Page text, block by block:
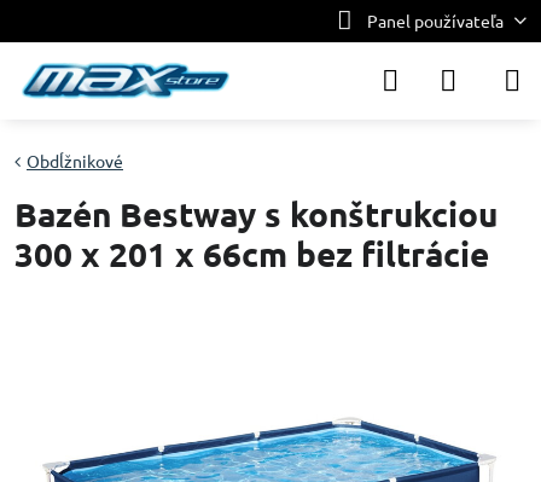
Panel používateľa
Obdĺžnikové
Bazén Bestway s konštrukciou
300 x 201 x 66cm bez filtrácie